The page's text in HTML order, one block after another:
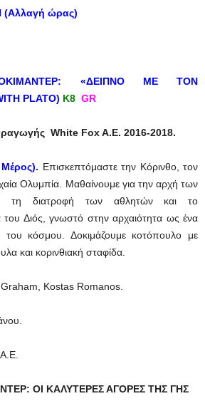
(Αλλαγή ώρας)
«ΔΕΙΠΝΟ ΜΕ ΤΟΝ
PLATO) Κ8 GR
White Fox A.E. 2016-2018.
Επισκεπτόμαστε την Κόρινθο, τον
Ολυμπία. Μαθαίνουμε για την αρχή των
τη διατροφή των αθλητών και το
του Διός, γνωστό στην αρχαιότητα ως ένα
κόσμου. Δοκιμάζουμε κοτόπουλο με
και κορινθιακή σταφίδα.
Kostas Romanos.
ΟΙ ΚΑΛΥΤΕΡΕΣ ΑΓΟΡΕΣ ΤΗΣ ΓΗΣ